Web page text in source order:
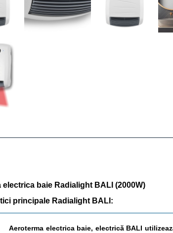
electrica baie Radialight BALI (2000W)
principale Radialight BALI:
Aeroterma electrica baie, electrică BALI